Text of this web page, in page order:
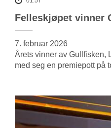
Felleskjøpet vinner
7. februar 2026
Årets vinner av Gullfisken,
med seg en premiepott på